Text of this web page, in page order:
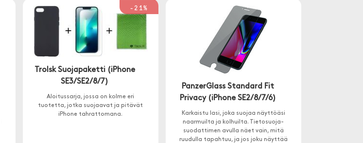
-21%
Trolsk Suojapaketti (iPhone
SE3/SE2/8/7)
Aloitussarja, jossa on kolme eri
tuotetta, jotka suojaavat ja pitävät
iPhone tahrattomana.
PanzerGlass Standard Fit
Privacy (iPhone SE2/8/7/6)
Karkaistu lasi, joka suojaa näyttöäsi
naarmuilta ja kolhuilta. Tietosuoja-
suodattimen avulla näet vain, mitä
ruudulla tapahtuu, ja jos joku näyttää